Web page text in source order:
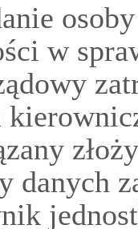
w
danych